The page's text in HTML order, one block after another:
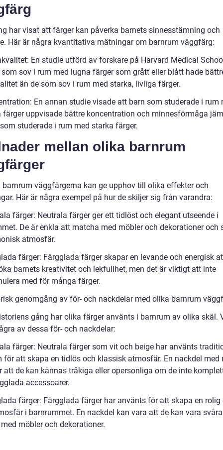
har visat att färger kan påverka barnets sinnesstämning och
Här är några kvantitativa mätningar om barnrum väggfärg:
En studie utförd av forskare på Harvard Medical
sov i rum med lugna färger som grått eller blått hade
än de som sov i rum med starka, livliga färger.
En annan studie visade att barn som studerade i rum
färger uppvisade bättre koncentration och minnesförmåga
studerade i rum med starka färger.
mellan olika barnrum
barnrum väggfärgerna kan ge upphov till olika effekter och
Här är några exempel på hur de skiljer sig från varandra:
färger: Neutrala färger ger ett tidlöst och elegant utseende i
De är enkla att matcha med möbler och dekorationer och
atmosfär.
färger: Färgglada färger skapar en levande och energisk
barnets kreativitet och lekfullhet, men det är viktigt att inte
med för många färger.
genomgång av för- och nackdelar med olika barnrum
gång har olika färger använts i barnrum av olika skäl.
av dessa för- och nackdelar:
färger: Neutrala färger som vit och beige har använts
för att skapa en tidlös och klassisk atmosfär. En nackdel med
att de kan kännas tråkiga eller opersonliga om de inte
accessoarer.
färger: Färgglada färger har använts för att skapa en rolig
i barnrummet. En nackdel kan vara att de kan vara
möbler och dekorationer.